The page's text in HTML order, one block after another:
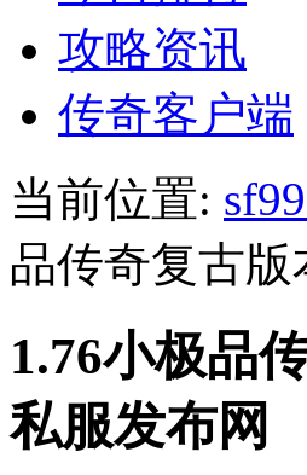
攻略资讯
传奇客户端
当前位置:
品传奇复古
1.76小极品
私服发布网